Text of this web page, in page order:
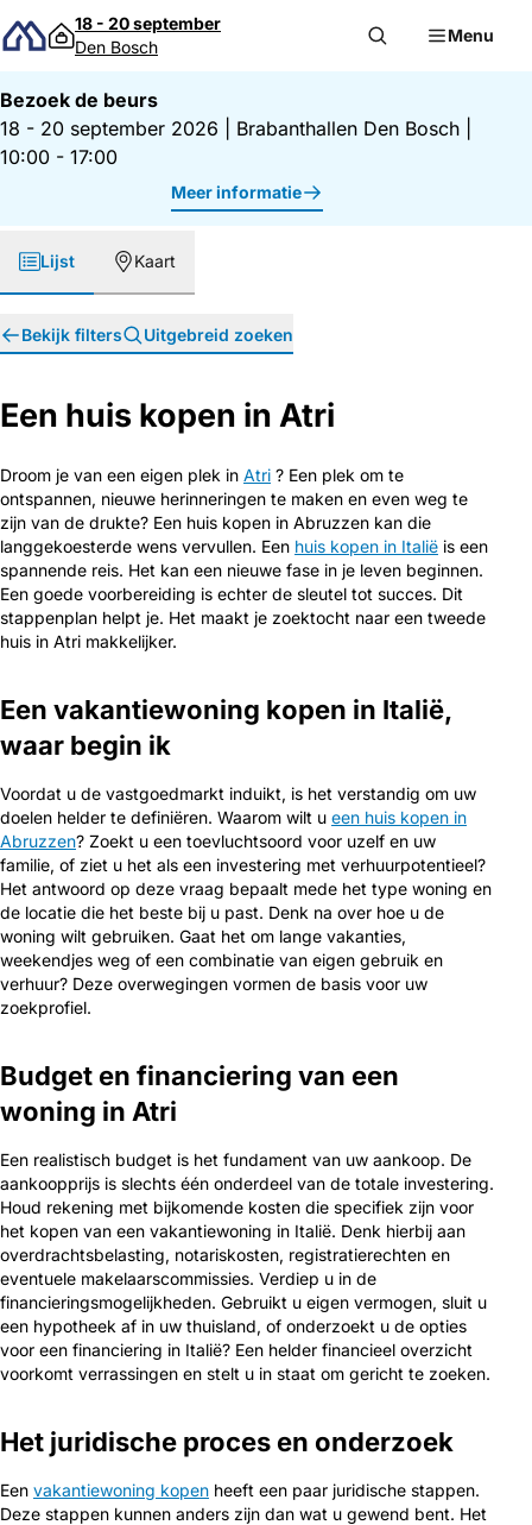
Direct naar inhoud
18 - 20 september
Den Bosch
Menu
Bezoek de beurs
18 - 20 september 2026
Brabanthallen Den Bosch
10:00 - 17:00
Meer informatie
Lijst Kaart
Bekijk filters Uitgebreid zoeken
Een huis kopen in Atri
Droom je van een eigen plek in Atri ? Een plek om te
ontspannen, nieuwe herinneringen te maken en even weg te
zijn van de drukte? Een huis kopen in Abruzzen kan die
langgekoesterde wens vervullen. Een huis kopen in Italië is een
spannende reis. Het kan een nieuwe fase in je leven beginnen.
Een goede voorbereiding is echter de sleutel tot succes. Dit
stappenplan helpt je. Het maakt je zoektocht naar een tweede
huis in Atri makkelijker.
Een vakantiewoning kopen in Italië,
waar begin ik
Voordat u de vastgoedmarkt induikt, is het verstandig om uw
doelen helder te definiëren. Waarom wilt u een huis kopen in
Abruzzen? Zoekt u een toevluchtsoord voor uzelf en uw
familie, of ziet u het als een investering met verhuurpotentieel?
Het antwoord op deze vraag bepaalt mede het type woning en
de locatie die het beste bij u past. Denk na over hoe u de
woning wilt gebruiken. Gaat het om lange vakanties,
weekendjes weg of een combinatie van eigen gebruik en
verhuur? Deze overwegingen vormen de basis voor uw
zoekprofiel.
Budget en financiering van een
woning in Atri
Een realistisch budget is het fundament van uw aankoop. De
aankoopprijs is slechts één onderdeel van de totale investering.
Houd rekening met bijkomende kosten die specifiek zijn voor
het kopen van een vakantiewoning in Italië. Denk hierbij aan
overdrachtsbelasting, notariskosten, registratierechten en
eventuele makelaarscommissies. Verdiep u in de
financieringsmogelijkheden. Gebruikt u eigen vermogen, sluit u
een hypotheek af in uw thuisland, of onderzoekt u de opties
voor een financiering in Italië? Een helder financieel overzicht
voorkomt verrassingen en stelt u in staat om gericht te zoeken.
Het juridische proces en onderzoek
Een vakantiewoning kopen heeft een paar juridische stappen.
Deze stappen kunnen anders zijn dan wat u gewend bent. Het